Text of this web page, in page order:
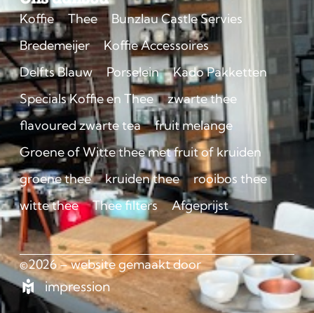
Koffie Thee
Bunzlau Castle Servies
Bredemeijer
Koffie Accessoires
Delfts Blauw
Porselein
Kado Pakketten
Specials Koffie en Thee
zwarte thee
flavoured zwarte tea
fruit melange
Groene of Witte thee met fruit of kruiden
groene thee
kruiden thee
rooibos thee
witte thee
Thee filters Afgeprijst
©2026 – website gemaakt door
impression